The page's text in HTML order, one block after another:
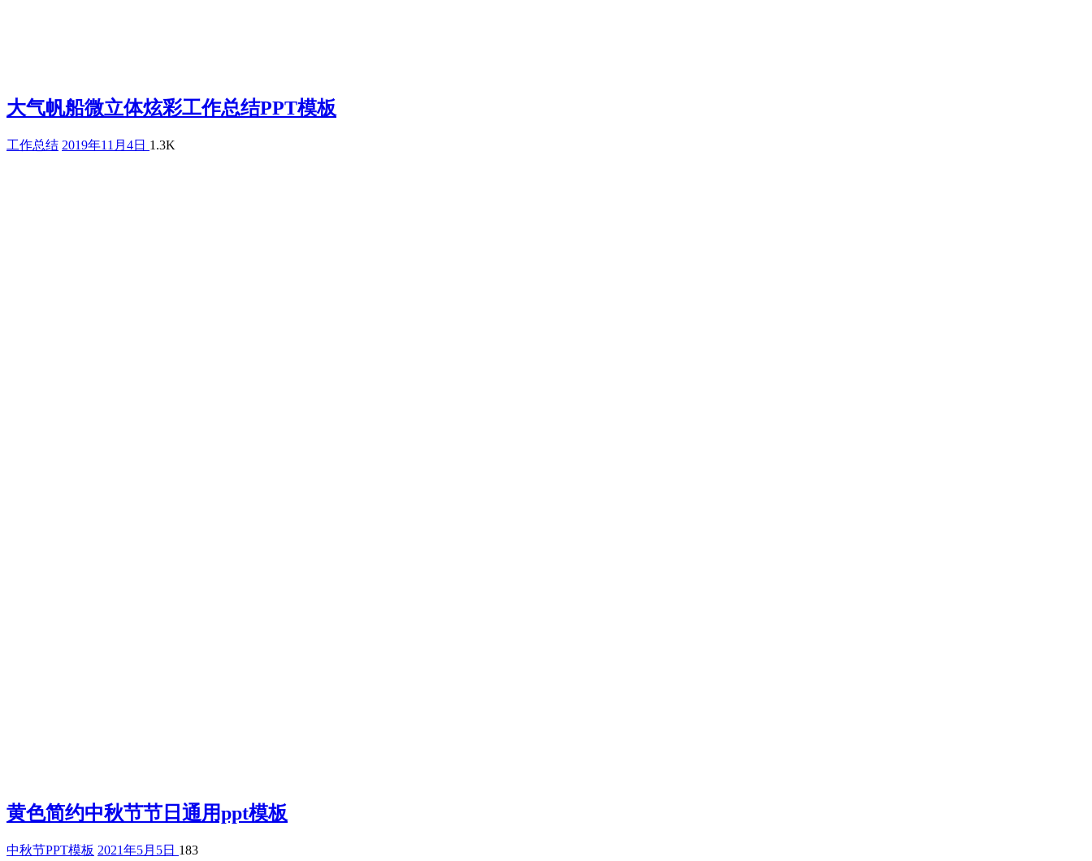
大气帆船微立体炫彩工作总结PPT模板
工作总结 2019年11月4日 1.3K
黄色简约中秋节节日通用ppt模板
中秋节PPT模板 2021年5月5日 183